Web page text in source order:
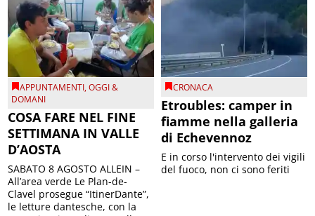
APPUNTAMENTI,OGGI &
DOMANI
COSA FARE NEL FINE
SETTIMANA IN VALLE
D’AOSTA
SABATO 8 AGOSTO ALLEIN –
All’area verde Le Plan-de-
Clavel prosegue “ItinerDante”,
le letture dantesche, con la
CRONACA
Etroubles: camper in
fiamme nella galleria
di Echevennoz
E in corso l'intervento dei vigili
del fuoco, non ci sono feriti